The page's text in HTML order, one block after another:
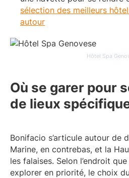
sélection des meilleurs
autour
Hôtel Spa
Où se garer pour
de lieux
Bonifacio s’articule autour de
Marine, en contrebas, et la
les falaises. Selon l’endroit
explorer en priorité, le choix